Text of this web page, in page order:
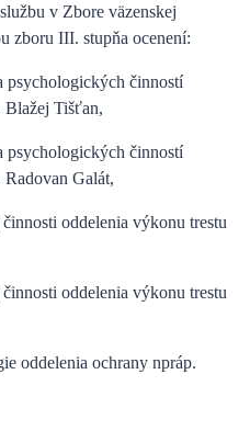
v Zbore väzenskej
zboru III. stupňa ocenení:
psychologických činností
Blažej Tišťan,
psychologických činností
Galát,
oddelenia výkonu trestu
oddelenia výkonu trestu
oddelenia ochrany npráp.